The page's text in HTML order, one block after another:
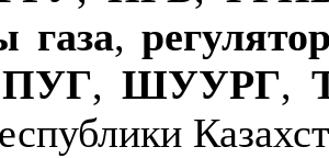
газа,
ПУГ,ШУУРГ,